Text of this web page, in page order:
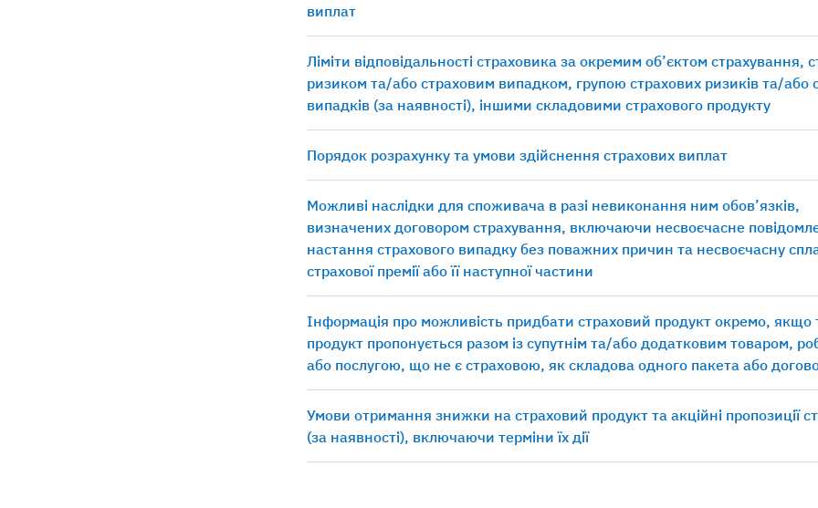
виплат
Ліміти відповідальності страховика за окремим об’єктом страхування,
ризиком та/або страховим випадком, групою страхових ризиків та/або
випадків (за наявності), іншими складовими страхового продукту
Порядок розрахунку та умови здійснення страхових виплат
Можливі наслідки для споживача в разі невиконання ним обов’язків,
визначених договором страхування, включаючи несвоєчасне
настання страхового випадку без поважних причин та несвоєчасну
страхової премії або її наступної частини
Інформація про можливість придбати страховий продукт окремо, якщо
продукт пропонується разом із супутнім та/або додатковим товаром,
або послугою, що не є страховою, як складова одного пакета або
Умови отримання знижки на страховий продукт та акційні пропозиції
(за наявності), включаючи терміни їх дії